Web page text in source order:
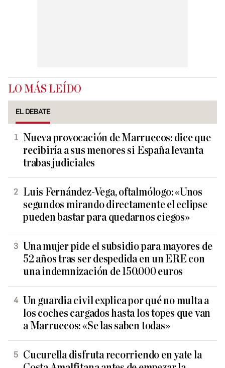
LO MÁS LEÍDO
EL DEBATE
Nueva provocación de Marruecos: dice que
recibiría a sus menores si España levanta
trabas judiciales
Luis Fernández-Vega, oftalmólogo: «Unos
segundos mirando directamente el eclipse
pueden bastar para quedarnos ciegos»
Una mujer pide el subsidio para mayores de
52 años tras ser despedida en un ERE con
una indemnización de 150.000 euros
Un guardia civil explica por qué no multa a
los coches cargados hasta los topes que van
a Marruecos: «Se las saben todas»
Cucurella disfruta recorriendo en yate la